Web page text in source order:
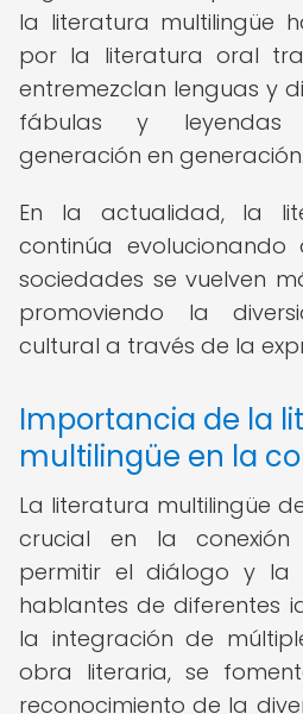
la literatura multilingüe
por la literatura oral
entremezclan lenguas y
fábulas y leyendas
generación en generación.
En la actualidad, la
continúa
sociedades se vuelven
promoviendo la
cultural a través de la
Importancia de la
multilingüe en la
La literatura multilingüe
crucial en la
permitir el diálogo y la
hablantes de diferentes
la integración de
obra literaria, se
reconocimiento de la